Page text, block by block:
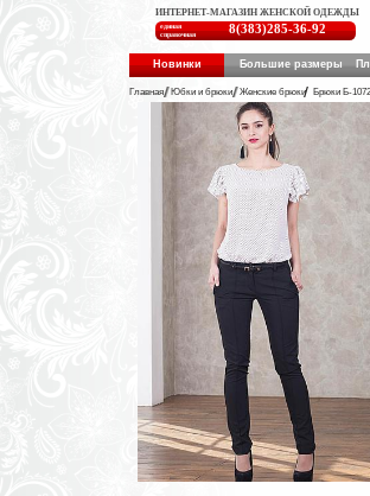
ИНТЕРНЕТ-МАГАЗИН ЖЕНСКОЙ ОДЕЖДЫ
единая
справочная
8(383)285-36-92
Новинки Большие размеры
Главная Юбки и брюки Женские брюки Брюки Б-1072